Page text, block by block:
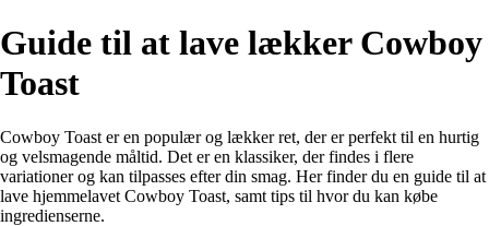
Guide til at lave lækker Cowboy
Toast
Cowboy Toast er en populær og lækker ret, der er perfekt til en hurtig
og velsmagende måltid. Det er en klassiker, der findes i flere
variationer og kan tilpasses efter din smag. Her finder du en guide til at
lave hjemmelavet Cowboy Toast, samt tips til hvor du kan købe
ingredienserne.